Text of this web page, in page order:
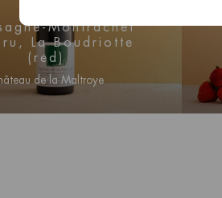
épices, du poivre et
mais avec beaucoup
rustique et ferme. Le
durer des
Montrachet
La Boudriotte
(red)
de la Maltroye